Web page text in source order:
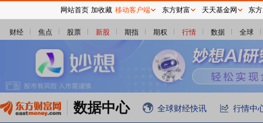
财经 焦点 股票 新股 期指 期权 行情 数据 全球
数据中心 全球财经快讯 行情中
网站首页 加收藏 移动客户端 东方财富 天天基金网 东